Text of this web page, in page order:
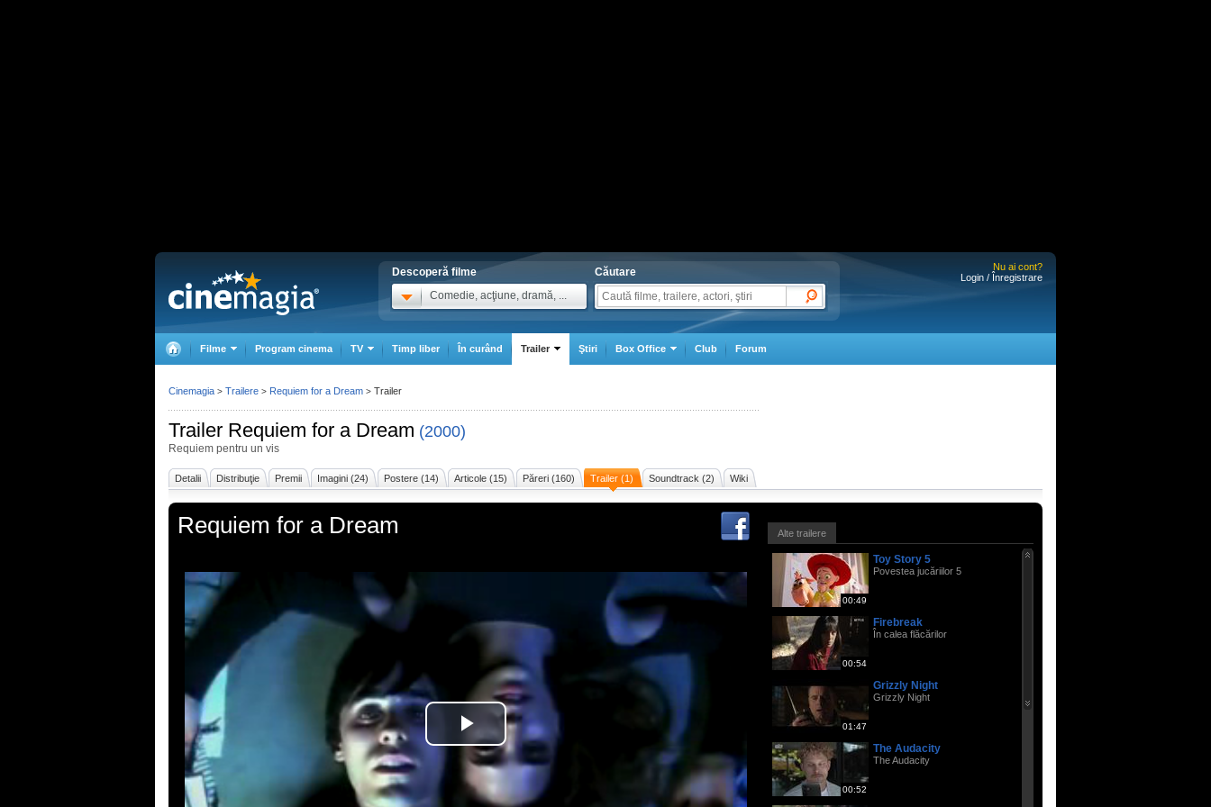
Descoperă filme
Comedie, acţiune, dramă, ...
Căutare
Nu ai cont?
Login / Înregistrare
Filme Program cinema TV Timp liber În curând Trailer Ştiri Box Office Club Forum
Trailer Requiem for a Dream (2000)
Requiem pentru un vis
Detalii Distribuţie Premii Imagini (24) Postere (14) Articole (15) Păreri (160) Trailer (1) Soundtrack (2) Wiki
Requiem for a Dream Alte trailere
00:49
Toy Story 5
Povestea jucăriilor 5
00:54
Firebreak
În calea flăcărilor
01:47
Grizzly Night
Grizzly Night
00:52
The Audacity
The Audacity
Cinemagia > Trailere > Requiem for a Dream > Trailer